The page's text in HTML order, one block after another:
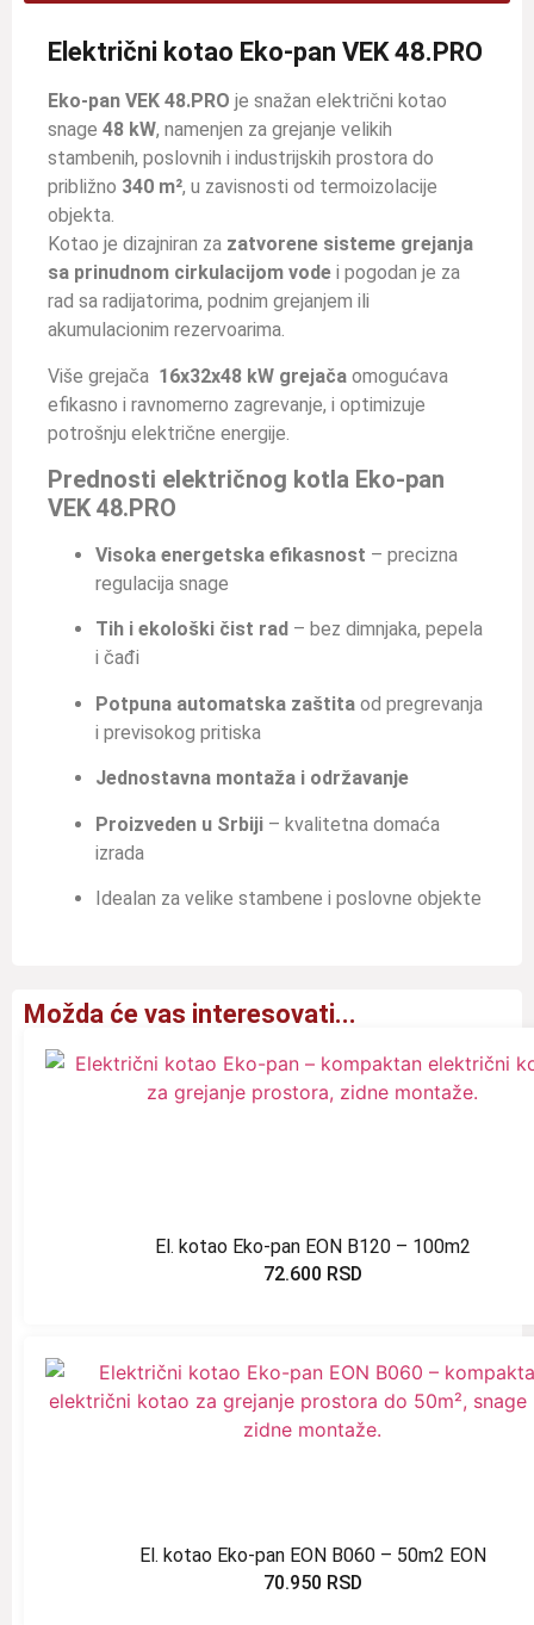
Električni kotao Eko-pan VEK 48.PRO
Eko-pan VEK 48.PRO je snažan električni kotao
snage 48 kW, namenjen za grejanje velikih
stambenih, poslovnih i industrijskih prostora do
približno 340 m², u zavisnosti od termoizolacije
objekta.
Kotao je dizajniran za zatvorene sisteme grejanja
sa prinudnom cirkulacijom vode i pogodan je za
rad sa radijatorima, podnim grejanjem ili
akumulacionim rezervoarima.
Više grejača 16x32x48 kW grejača omogućava
efikasno i ravnomerno zagrevanje, i optimizuje
potrošnju električne energije.
Prednosti električnog kotla Eko-pan
VEK 48.PRO
Visoka energetska efikasnost – precizna
regulacija snage
Tih i ekološki čist rad – bez dimnjaka, pepela
i čađi
Potpuna automatska zaštita od pregrevanja
i previsokog pritiska
Jednostavna montaža i održavanje
Proizveden u Srbiji – kvalitetna domaća
izrada
Idealan za velike stambene i poslovne objekte
Možda će vas interesovati...
El. kotao Eko-pan EON B120 – 100m2
72.600 RSD
El. kotao Eko-pan EON B060 – 50m2 EON
70.950 RSD